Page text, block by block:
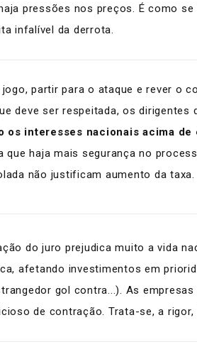
pressões nos preços. É como
infalível da derrota.
partir para o ataque e rever o
deve ser respeitada, os
os interesses nacionais acima
que haja mais segurança no
não justificam aumento da taxa.
do juro prejudica muito a vida
afetando investimentos em
gol contra...). As
de contração. Trata-se, a